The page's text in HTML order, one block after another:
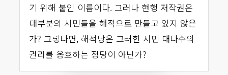
기 위해 붙인 이름이다. 그러나 현행 저작권은
대부분의 시민들을 해적으로 만들고 있지 않은
가? 그렇다면, 해적당은 그러한 시민 대다수의
권리를 옹호하는 정당이 아닌가?